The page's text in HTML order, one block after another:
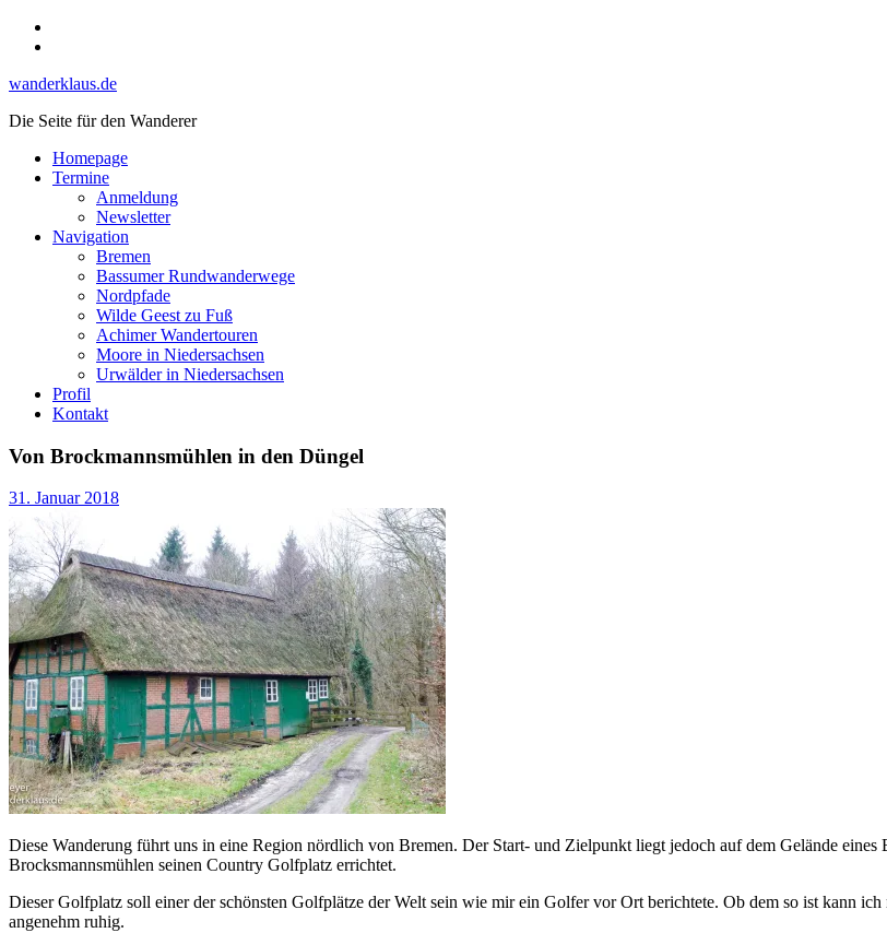
Skip
wanderklaus.de
Die Seite für den Wanderer
Homepage
Termine
Anmeldung
Newsletter
Navigation
Bremen
Bassumer Rundwanderwege
Nordpfade
Wilde Geest zu Fuß
Achimer Wandertouren
Moore in Niedersachsen
Urwälder in Niedersachsen
Profil
Kontakt
Von Brockmannsmühlen in den Düngel
31. Januar 2018
Diese Wanderung führt uns in eine Region nördlich von Bremen. Der Start- und Zielpunkt liegt jedoch auf dem Gelände
Brocksmannsmühlen seinen Country Golfplatz errichtet.
Dieser Golfplatz soll einer der schönsten Golfplätze der Welt sein wie mir ein Golfer vor Ort berichtete. Ob dem so ist kann
angenehm ruhig.